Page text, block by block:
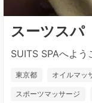
スーツスパ
SUITS SPAへよう
東京都 オイルマッ
スポーツマッサージ